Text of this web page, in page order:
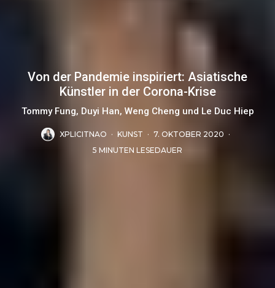
Von der Pandemie inspiriert: Asiatische
Künstler in der Corona-Krise
Tommy Fung, Duyi Han, Weng Cheng und Le Duc Hiep
XPLICITNAO · KUNST · 7. OKTOBER 2020 ·
5 MINUTEN LESEDAUER